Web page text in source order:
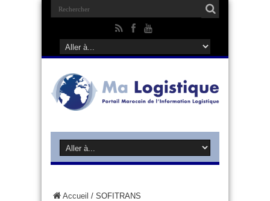
Accueil / SOFITRANS